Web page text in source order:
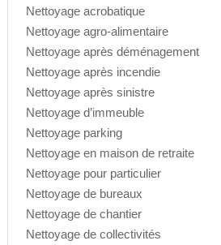
Nettoyage acrobatique
Nettoyage agro-alimentaire
Nettoyage après déménagement
Nettoyage après incendie
Nettoyage après sinistre
Nettoyage d’immeuble
Nettoyage parking
Nettoyage en maison de retraite
Nettoyage pour particulier
Nettoyage de bureaux
Nettoyage de chantier
Nettoyage de collectivités